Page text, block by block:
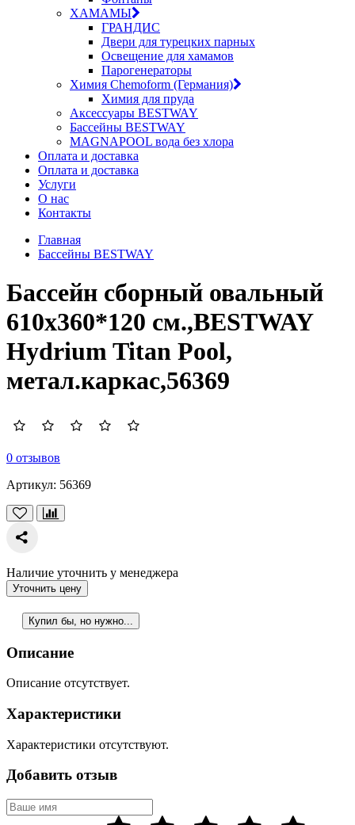
ХАМАМЫ
ГРАНДИС
Двери для турецких парных
Освещение для хамамов
Парогенераторы
Химия Chemoform (Германия)
Химия для пруда
Аксессуары BESTWAY
Бассейны BESTWAY
MAGNAPOOL вода без хлора
Оплата и доставка
Оплата и доставка
Услуги
О нас
Контакты
Главная
Бассейны BESTWAY
Бассейн сборный овальный
610х360*120 см.,BESTWAY
Hydrium Titan Pool,
метал.каркас,56369
0 отзывов
Артикул: 56369
Наличие уточнить у менеджера
Уточнить цену
Купил бы, но нужно...
Описание
Описание отсутствует.
Характеристики
Характеристики отсутствуют.
Добавить отзыв